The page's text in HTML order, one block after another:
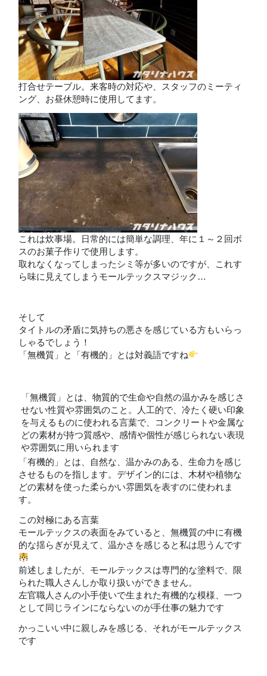
打合せテーブル。来客時の対応や、スタッフのミーティ
ング、お昼休憩時に使用してます。
これは炊事場。日常的には簡単な調理、年に１～２回ボ
スのお菓子作りで使用します。
取れなくなってしまったシミ等が多いのですが、これす
ら味に見えてしまうモールテックスマジック…
そして
タイトルの矛盾に気持ちの悪さを感じている方もいらっ
しゃるでしょう！
「無機質」と「有機的」とは対義語ですね
「無機質」とは、物質的で生命や自然の温かみを感じさ
せない性質や雰囲気のこと。人工的で、冷たく硬い印象
を与えるものに使われる言葉で、コンクリートや金属な
どの素材が持つ質感や、感情や個性が感じられない表現
や雰囲気に用いられます
「有機的」とは、自然な、温かみのある、生命力を感じ
させるものを指します。デザイン的には、木材や植物な
どの素材を使った柔らかい雰囲気を表すのに使われま
す。
この対極にある言葉
モールテックスの表面をみていると、無機質の中に有機
的な揺らぎが見えて、温かさを感じると私は思うんです
前述しましたが、モールテックスは専門的な塗料で、限
られた職人さんしか取り扱いができません。
左官職人さんの小手使いで生まれた有機的な模様、一つ
として同じラインにならないのが手仕事の魅力です
かっこいい中に親しみを感じる、それがモールテックス
です